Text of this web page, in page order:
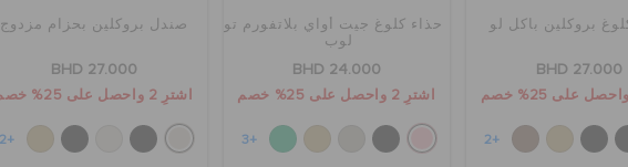
بروكلين باكل لو
BHD 27.000
+2
حذاء كلوغ جيت أواي بلاتفورم تو
لوب
BHD 24.000
اشترِ 2 واحصل على 25% خصم
+3
صندل بروكلين بحزام مزدوج
BHD 27.000
اشترِ 2 واحصل على 25% خصم
+2